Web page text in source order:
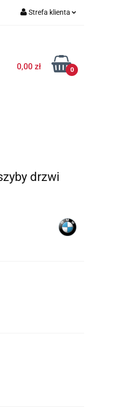
Strefa klienta
Zarejestruj się
Dodaj zgłoszenie
0,00 zł 0
drzwi